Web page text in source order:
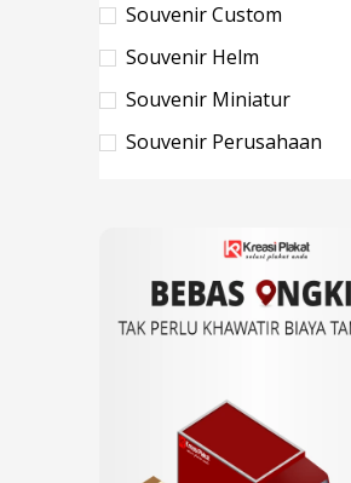
Souvenir Custom
Souvenir Helm
Souvenir Miniatur
Souvenir Perusahaan